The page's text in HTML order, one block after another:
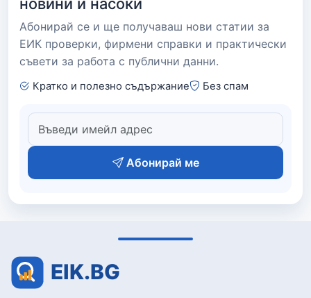
Абонирай се и ще получаваш нови статии за
ЕИК проверки, фирмени справки и практически
съвети за работа с публични данни.
Кратко и полезно съдържание Без спам
Абонирай ме